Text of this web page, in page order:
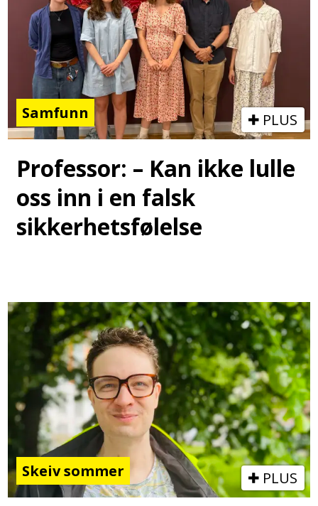
Samfunn PLUS
Professor: – Kan ikke lulle
oss inn i en falsk
sikkerhetsfølelse
Skeiv sommer PLUS